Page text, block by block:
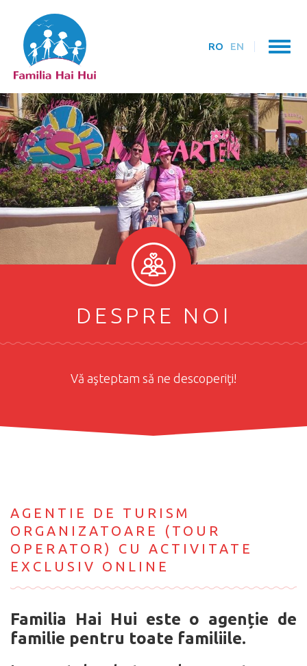
RO EN
DESPRE NOI
Vă aşteptam să ne descoperiţi!
AGENTIE DE TURISM
ORGANIZATOARE (TOUR
OPERATOR) CU ACTIVITATE
EXCLUSIV ONLINE
Familia Hai Hui este o agenție de
familie pentru toate familiile.